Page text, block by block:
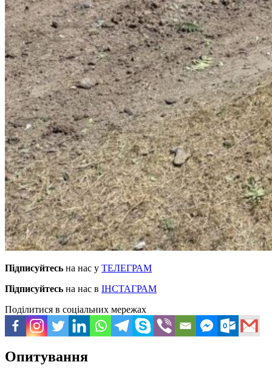
Підписуйтесь на нас у ТЕЛЕГРАМ
Підписуйтесь на нас в ІНСТАГРАМ
Поділитися в соціальних мережах
Опитування